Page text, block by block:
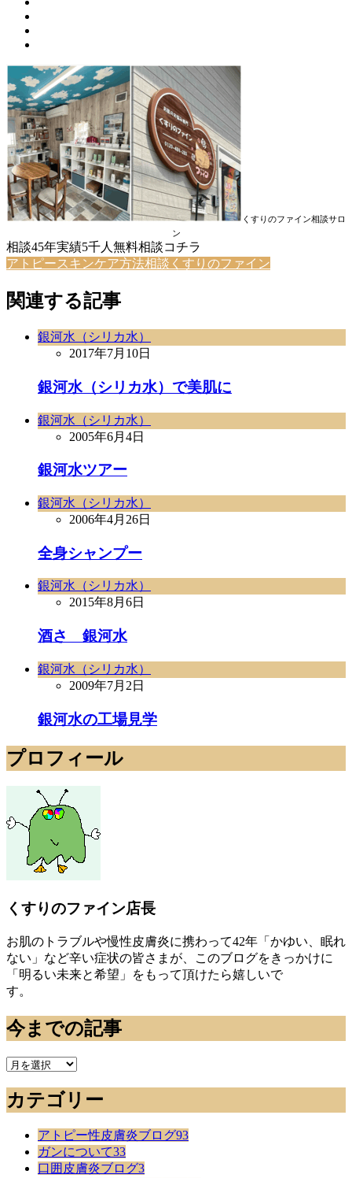
くすりのファイン相談サロ
ン
相談45年実績5千人無料相談コチラ
アトピースキンケア方法相談くすりのファイン
関連する記事
銀河水（シリカ水）
2017年7月10日
銀河水（シリカ水）で美肌に
銀河水（シリカ水）
2005年6月4日
銀河水ツアー
銀河水（シリカ水）
2006年4月26日
全身シャンプー
銀河水（シリカ水）
2015年8月6日
酒さ 銀河水
銀河水（シリカ水）
2009年7月2日
銀河水の工場見学
プロフィール
くすりのファイン店長
お肌のトラブルや慢性皮膚炎に携わって42年「かゆい、眠れ
ない」など辛い症状の皆さまが、このブログをきっかけに
「明るい未来と希望」をもって頂けたら嬉しいで
す。
今までの記事
今
で
の
カテゴリー
アトピー性皮膚炎ブログ93
ガンについて33
口囲皮膚炎ブログ3